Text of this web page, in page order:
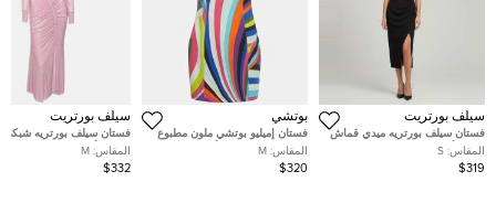
سيلف بورتريت
فستان سيلف بورتريه ميدي قماش
كريب أسود مع تفاصيل ماسية
مقاس صغير
المقاس: S
$319
بوتشي
فستان إميليو بوتشي ملون مطبوع
إيريدي كريب بدون أكتاف كادي
قصير متوسط
المقاس: M
$320
سيلف بورتريت
فستان سيلف بورتريه شبكي
مرصع بأحجار الراين مجمع
مقاس متوسط - ميديام
المقاس: M
$332